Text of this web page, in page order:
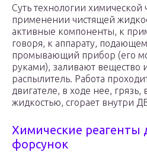
Суть технологии химической
применении чистящей
активные компоненты, к
говоря, к аппарату,
промывающий прибор (его
руками), заливают вещество
распылитель. Работа
двигателе, в ходе нее,
жидкостью, сгорает внутри
Химические реагенты
форсунок